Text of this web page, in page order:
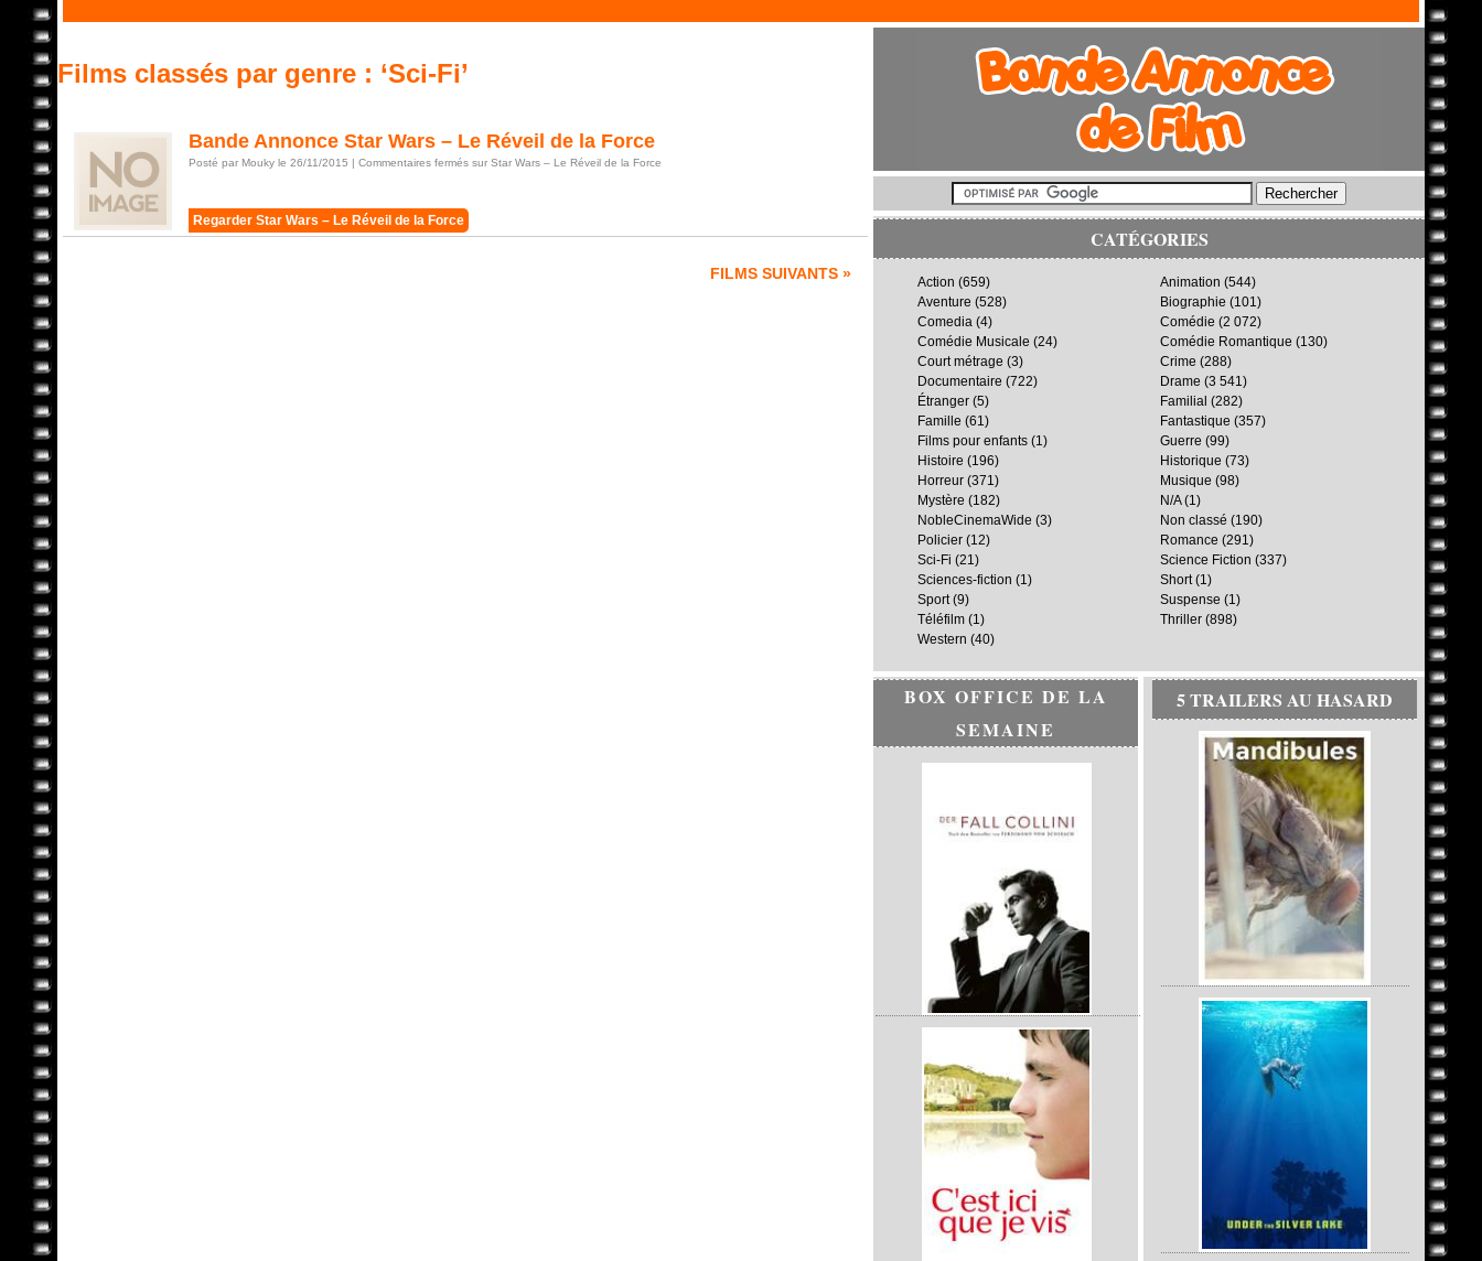
Films classés par genre : ‘Sci-Fi’
Bande Annonce Star Wars – Le Réveil de la Force
Posté par Mouky le 26/11/2015 | Commentaires fermés sur Star Wars – Le Réveil de la Force
Regarder Star Wars – Le Réveil de la Force
FILMS SUIVANTS »
CATÉGORIES
Action (659) Animation (544)
Aventure (528) Biographie (101)
Comedia (4) Comédie (2 072)
Comédie Musicale (24) Comédie Romantique (130)
Court métrage (3) Crime (288)
Documentaire (722) Drame (3 541)
Étranger (5) Familial (282)
Famille (61) Fantastique (357)
Films pour enfants (1) Guerre (99)
Histoire (196) Historique (73)
Horreur (371) Musique (98)
Mystère (182) N/A(1)
NobleCinemaWide (3) Non classé (190)
Policier (12) Romance (291)
Sci-Fi (21) Science Fiction (337)
Sciences-fiction (1) Short(1)
Sport(9) Suspense (1)
Téléfilm (1) Thriller (898)
Western (40)
BOX OFFICE DE LA
SEMAINE
5 TRAILERS AU HASARD